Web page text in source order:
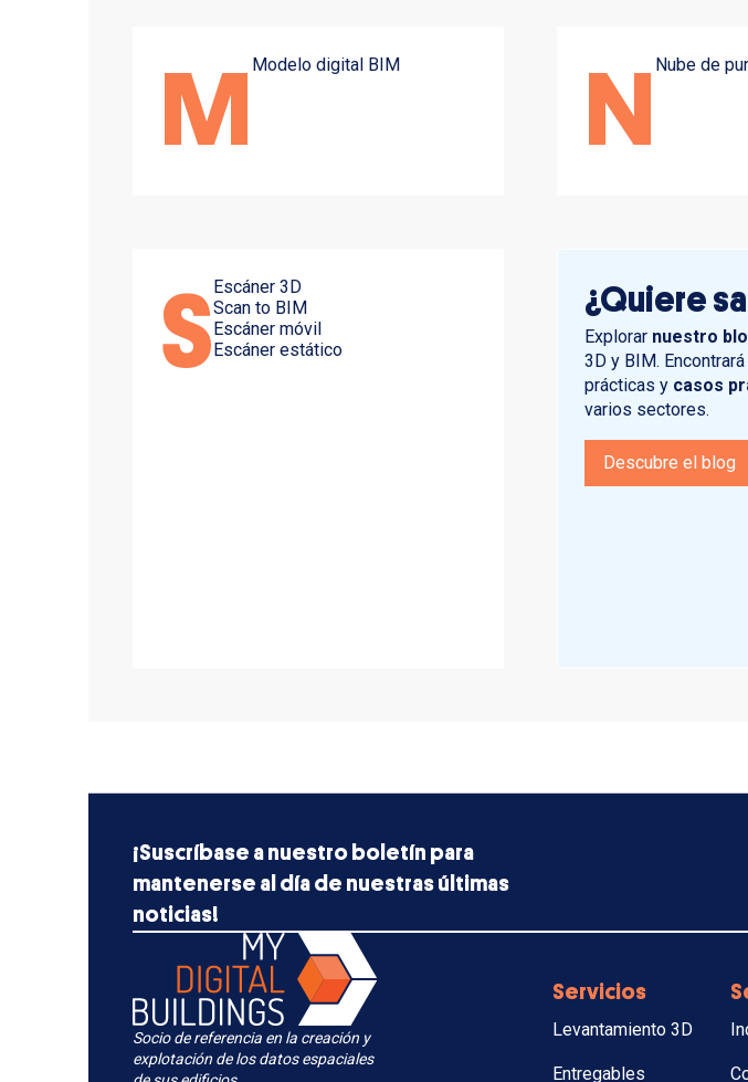
M Modelo digital BIM N Nube de
SEscáner 3D
Scan to BIM
Escáner móvil
Escáner estático
¿Quiere
Explorar nuestro
3D y BIM. Encontrará
prácticas y casos
varios sectores.
Descubre el blog
¡Suscríbase a nuestro boletín para
mantenerse al día de nuestras últimas
noticias!
Socio de referencia en la creación y
explotación de los datos espaciales
Servicios
Levantamiento 3D
Entregables